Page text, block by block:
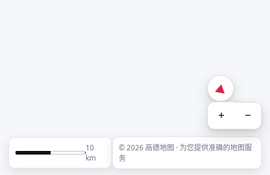
+ −
10
km
© 2026 高德地图 · 为您提供准确的地图服
务